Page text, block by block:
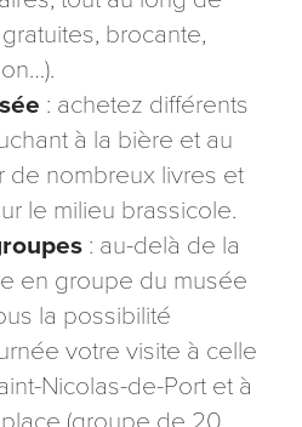
brocante,
: achetez différents
à la bière et au
de nombreux livres et
le milieu brassicole.
: au-delà de la
en groupe du musée
la possibilité
votre visite à celle
Nicolas-de-Port et à